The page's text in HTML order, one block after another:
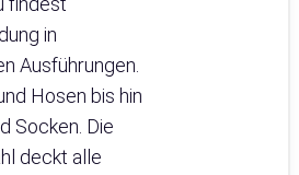
in
Ausführungen.
Hosen bis hin
Socken. Die
deckt alle